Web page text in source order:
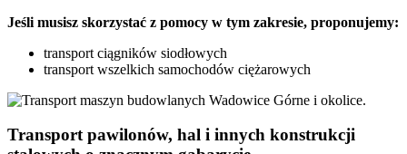
Jeśli musisz skorzystać z pomocy w tym zakresie, proponujemy:
transport ciągników siodłowych
transport wszelkich samochodów ciężarowych
Transport pawilonów, hal i innych konstrukcji